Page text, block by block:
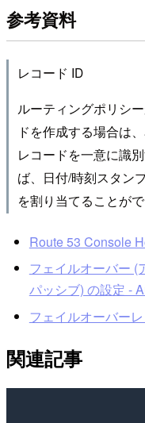
参考資料
レコード ID
ルーティングポリシ
ドを作成する場合は
レコードを一意に識
ば、日付/時刻スタン
を割り当てることがで
Route 53 Console
フェイルオーバー (
パッシブ) の設定 -
フェイルオーバー
関連記事